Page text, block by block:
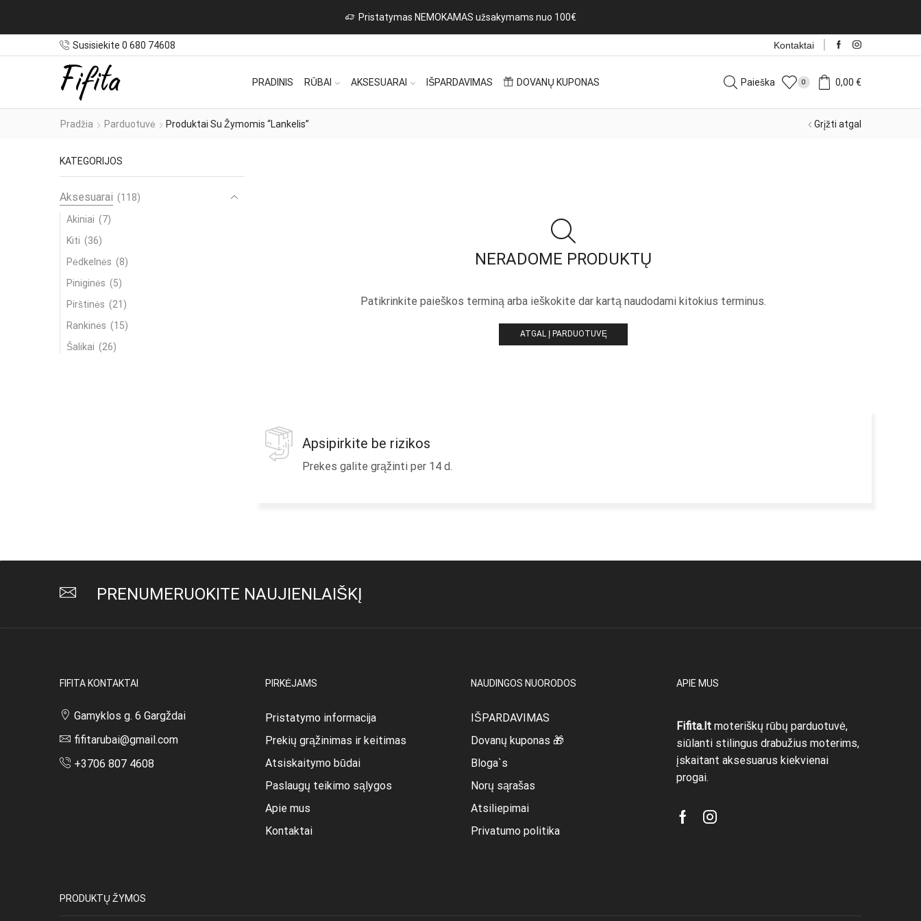
Susisiekite 0 680 74608 Kontaktai
PRADINIS RŪBAI AKSESUARAI IŠPARDAVIMAS DOVANŲ KUPONAS Paieška 0 0,00 €
Pradžia Parduotuvė Produktai Su Žymomis “lankelis” Grįžti atgal
NERADOME PRODUKTŲ
Patikrinkite paieškos terminą arba ieškokite dar kartą naudodami kitokius terminus.
ATGAL Į PARDUOTUVĘ
Apsipirkite be rizikos
Prekes galite grąžinti per 14 d.
KATEGORIJOS
Aksesuarai (118)
Akiniai (7)
Kiti (36)
Pėdkelnės (8)
Piniginės (5)
Pirštinės (21)
Rankinės (15)
Šalikai (26)
Striukės / Paltai (58)
PRENUMERUOKITE NAUJIENLAIŠKĮ
FIFITA KONTAKTAI
Gamyklos g. 6 Gargždai
fifitarubai@gmail.com
+3706 807 4608
PIRKĖJAMS
Pristatymo informacija
Prekių grąžinimas ir keitimas
Atsiskaitymo būdai
Paslaugų teikimo sąlygos
Apie mus
Kontaktai
NAUDINGOS NUORODOS
IŠPARDAVIMAS
Dovanų kuponas 🎁
Bloga`s
Norų sąrašas
Atsiliepimai
Privatumo politika
APIE MUS
Fifita.lt moteriškų rūbų parduotuvė,
siūlanti stilingus drabužius moterims,
įskaitant aksesuarus kiekvienai
progai.
FacebookInstagram
PRODUKTŲ ŽYMOS